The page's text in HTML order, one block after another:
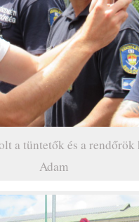
a tüntetők és a rendőrök
Adam